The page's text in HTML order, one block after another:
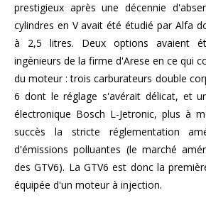
prestigieux après une décennie
cylindres en V avait été étudié par Alfa
à 2,5 litres. Deux options avaient
ingénieurs de la firme d'Arese en ce qui
du moteur : trois carburateurs double
6 dont le réglage s'avérait délicat, et
électronique Bosch L-Jetronic, plus à
succès la stricte réglementation
d'émissions polluantes (le marché
des GTV6). La GTV6 est donc la
équipée d'un moteur à injection.